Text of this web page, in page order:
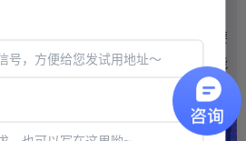
来讲诚然能够提供很大的便捷，当然要
考试，那么个人需要高度的重视，才能